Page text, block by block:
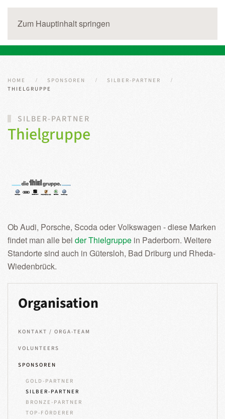
Zum Hauptinhalt springen
HOME SPONSOREN
SILBER-PARTNER
THIELGRUPPE
SILBER-PARTNER
Thielgruppe
Ob Audi, Porsche, Scoda oder Volkswagen - diese Marken
findet man alle bei der Thielgruppe in Paderborn. Weitere
Standorte sind auch in Gütersloh, Bad Driburg und Rheda-
Wiedenbrück.
Organisation
KONTAKT / ORGA-TEAM
VOLUNTEERS
SPONSOREN
GOLD-PARTNER
SILBER-PARTNER
BRONZE-PARTNER
TOP-FÖRDERER